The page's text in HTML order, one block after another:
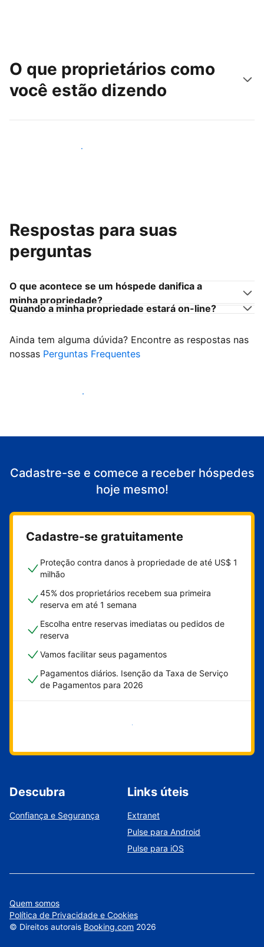
O que proprietários como
você estão dizendo
Junte-se a outros anfitriões
Respostas para suas
perguntas
O que acontece se um hóspede danifica a
minha propriedade?
Quando a minha propriedade estará on-line?
Ainda tem alguma dúvida? Encontre as respostas nas
nossas Perguntas Frequentes
Comece a receber hóspedes
Cadastre-se e comece a receber hóspedes
hoje mesmo!
Cadastre-se gratuitamente
Proteção contra danos à propriedade de até US$ 1
milhão
45% dos proprietários recebem sua primeira
reserva em até 1 semana
Escolha entre reservas imediatas ou pedidos de
reserva
Vamos facilitar seus pagamentos
Pagamentos diários. Isenção da Taxa de Serviço
de Pagamentos para 2026
Comece agora
Descubra
Confiança e Segurança
Links úteis
Extranet
Pulse para Android
Pulse para iOS
Quem somos
Política de Privacidade e Cookies
© Direitos autorais Booking.com 2026